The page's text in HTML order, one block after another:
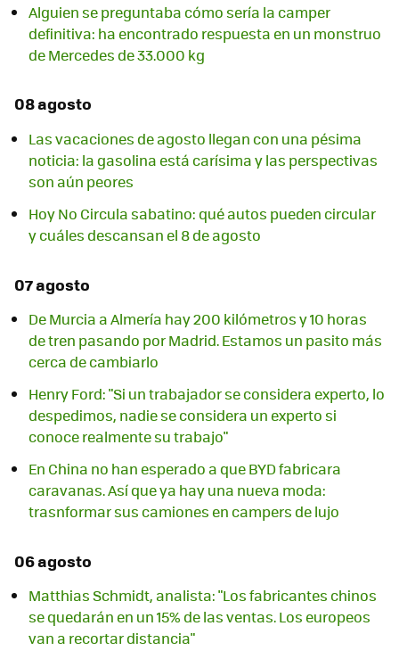
Alguien se preguntaba cómo sería la camper
definitiva: ha encontrado respuesta en un monstruo
de Mercedes de 33.000 kg
08 agosto
Las vacaciones de agosto llegan con una pésima
noticia: la gasolina está carísima y las perspectivas
son aún peores
Hoy No Circula sabatino: qué autos pueden circular
y cuáles descansan el 8 de agosto
07 agosto
De Murcia a Almería hay 200 kilómetros y 10 horas
de tren pasando por Madrid. Estamos un pasito más
cerca de cambiarlo
Henry Ford: "Si un trabajador se considera experto, lo
despedimos, nadie se considera un experto si
conoce realmente su trabajo"
En China no han esperado a que BYD fabricara
caravanas. Así que ya hay una nueva moda:
trasnformar sus camiones en campers de lujo
06 agosto
Matthias Schmidt, analista: "Los fabricantes chinos
se quedarán en un 15% de las ventas. Los europeos
van a recortar distancia"